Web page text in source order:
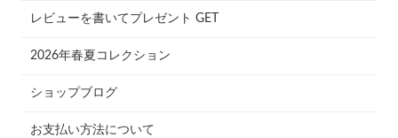
レビューを書いてプレゼント GET
2026年春夏コレクション
ショップブログ
お支払い方法について